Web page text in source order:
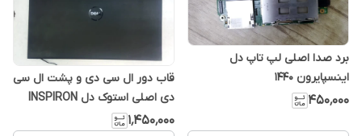
برد صدا اصلی لپ تاپ دل
اینسپایرون 1440
۴۵۰٬۰۰۰
قاب دور ال سی دی و پشت ال سی
دی اصلی استوک دل INSPIRON
15-3000
۱٬۴۵۰٬۰۰۰